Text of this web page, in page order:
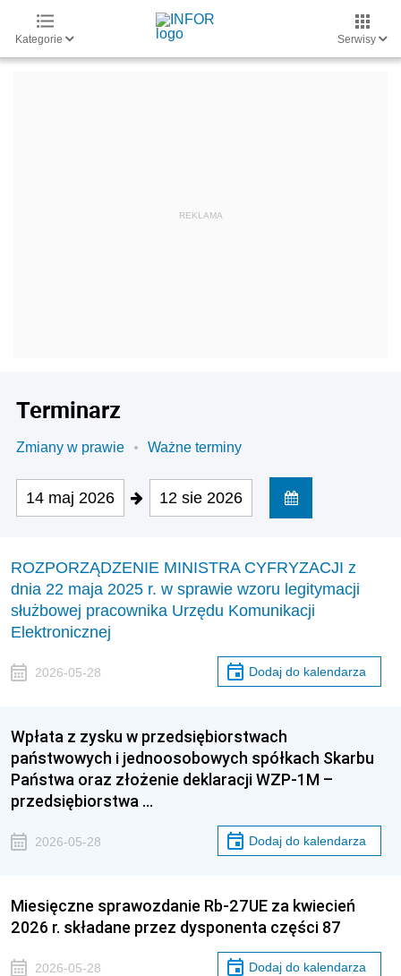
Kategorie Serwisy
Terminarz
Zmiany w prawie Ważne terminy
14 maj 2026 12 sie 2026
ROZPORZĄDZENIE MINISTRA CYFRYZACJI z
dnia 22 maja 2025 r. w sprawie wzoru legitymacji
służbowej pracownika Urzędu Komunikacji
Elektronicznej
2026-05-28 Dodaj do kalendarza
Wpłata z zysku w przedsiębiorstwach
państwowych i jednoosobowych spółkach Skarbu
Państwa oraz złożenie deklaracji WZP-1M –
przedsiębiorstwa …
2026-05-28 Dodaj do kalendarza
Miesięczne sprawozdanie Rb-27UE za kwiecień
2026 r. składane przez dysponenta części 87
2026-05-28 Dodaj do kalendarza